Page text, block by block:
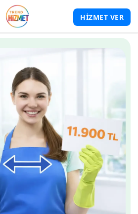
HİZMET VER